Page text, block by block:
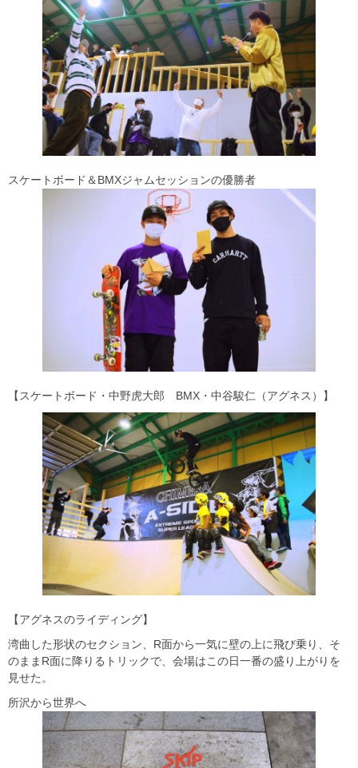
スケートボード＆BMXジャムセッションの優勝者
【スケートボード・中野虎大郎 BMX・中谷駿仁（アグネス）】
【アグネスのライディング】
湾曲した形状のセクション、R面から一気に壁の上に飛び乗り、そ
のままR面に降りるトリックで、会場はこの日一番の盛り上がりを
見せた。
所沢から世界へ